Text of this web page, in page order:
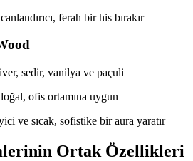
ferah bir his bırakır
sedir, vanilya ve paçuli
ofis ortamına uygun
ve sıcak, sofistike bir aura yaratır
Ortak Özellikleri